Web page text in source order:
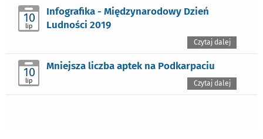
10
lip
Infografika - Międzynarodowy Dzień
Ludności 2019
Czytaj dalej
10
lip
Mniejsza liczba aptek na Podkarpaciu
Czytaj dalej